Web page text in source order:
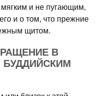
мягким и не пугающим,
и о том, что прежние
щитом.
В